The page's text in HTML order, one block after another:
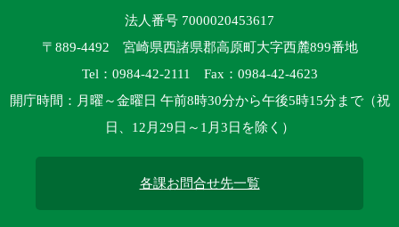
法人番号 7000020453617
〒889-4492 宮崎県西諸県郡高原町大字西麓899番地
Tel：0984-42-2111 Fax：0984-42-4623
開庁時間：月曜～金曜日 午前8時30分から午後5時15分まで（祝
日、12月29日～1月3日を除く）
各課お問合せ先一覧